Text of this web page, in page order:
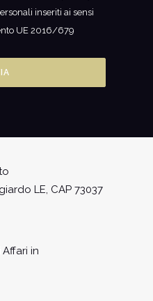
inseriti ai sensi
UE 2016/679
LE, CAP 73037
in